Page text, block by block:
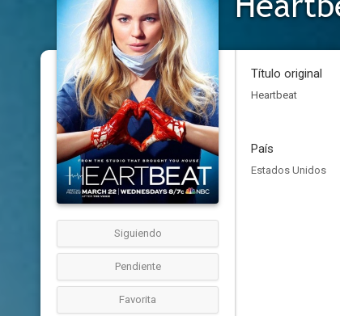
Siguiendo
Pendiente
Favorita
Título original
Heartbeat
País
Estados Unidos